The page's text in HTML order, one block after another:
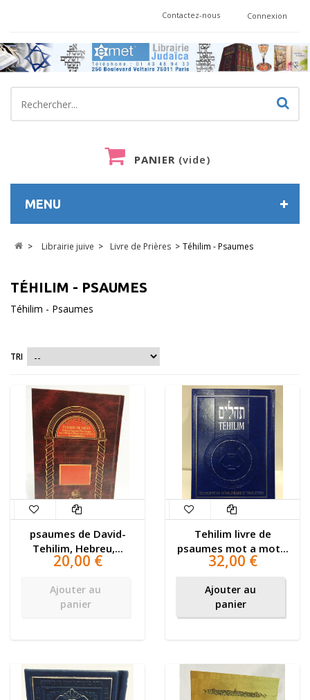
Connexion
Contactez-nous
PANIER (vide)
MENU
> Librairie juive > Livre de Prières > Téhilim - Psaumes
TÉHILIM - PSAUMES
Téhilim - Psaumes
TRI
psaumes de David-
Tehilim, Hebreu,...
20,00 €
Ajouter au
panier
Tehilim livre de
psaumes mot a mot...
32,00 €
Ajouter au
panier